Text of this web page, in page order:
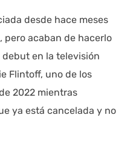
desde hace meses
, pero acaban de hacerlo
en la televisión
Flintoff, uno de los
2022 mientras
ya está cancelada y no
(OpenAI) ofrece
contener errores.
optimiza